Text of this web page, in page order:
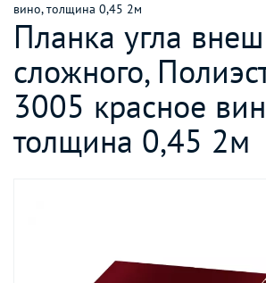
вино, толщина 0,45 2м
Планка угла
сложного,
3005 красное
толщина 0,45 2м